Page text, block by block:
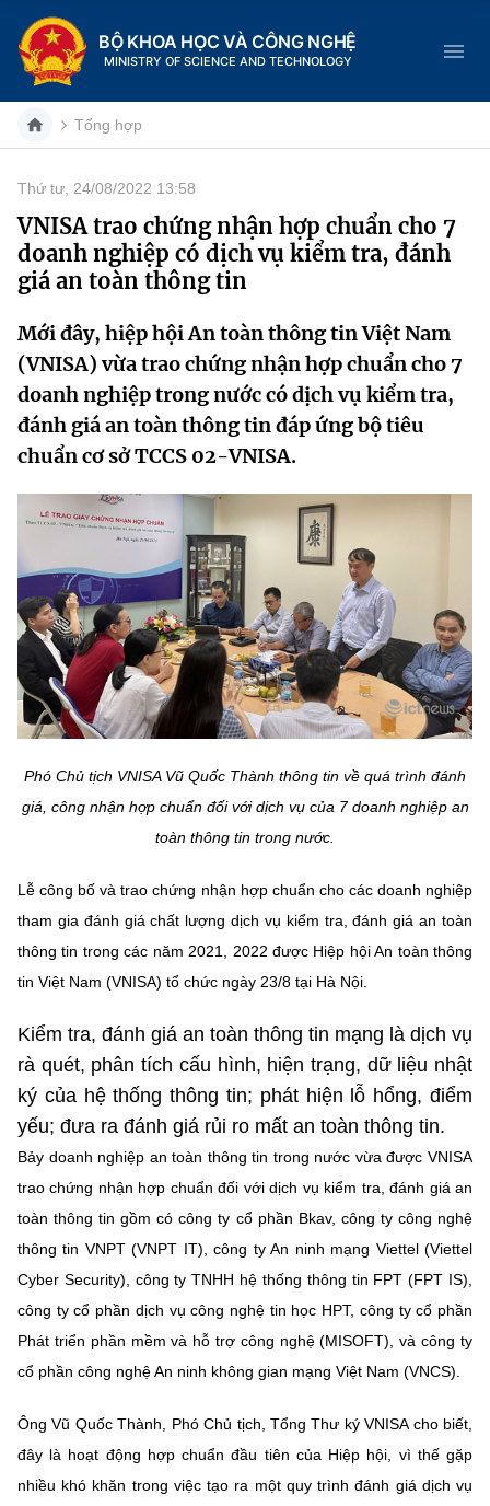
BỘ KHOA HỌC VÀ CÔNG NGHỆ
MINISTRY OF SCIENCE AND TECHNOLOGY
Danh mục
Trang chủ
Chức năng nhiệm vụ
Cơ cấu tổ chức
Lịch sử phát triển
Sở Khoa học và Công nghệ
Tin tức sự kiện
Khoa học và Công nghệ
Đổi mới sáng tạo
Chuyển đổi số
Bưu chính, Viễn thông
Sở hữu trí tuệ
Tiêu chuẩn, đo lường, chất lượng
Năng lượng nguyên tử
Tin địa phương
Dịch vụ công
Hệ thống văn bản
Văn bản QPPL
Văn bản chỉ đạo điều hành
Lấy ý kiến người dân về dự thảo VBQPPL
MST IOFFICE
THỐNG KÊ
Khoa học và Công nghệ
Đổi mới sáng tạo
Chuyển đổi số
Bưu chính, Viễn thông
Tiêu chuẩn, đo lường, chất lượng
Multimedia
THƯ ĐIỆN TỬ
Khác
Infographic
Voice
Nhiệm vụ trọng tâm
Chọn ngôn ngữ
Vietnamese English
BỘ KHOA HỌC VÀ CÔNG NGHỆ
MINISTRY OF SCIENCE AND TECHNOLOGY
Điều khoản sử dụng Theo dõi MST: Góp ý
Cơ quan chủ quản: Bộ Khoa học và Công nghệ (MST)
Chịu trách nhiệm nội dung: Nguyễn Thị Hải Hằng
Giám đốc Trung tâm Truyền thông Khoa học và Công nghệ.
Địa chỉ: Ban Biên tập Cổng TTĐT - 18 Nguyễn Du, TP. Hà Nội
Email:stc@mst.gov.vn
©2026 Bản quyền thuộc Bộ Khoa Học và Công Nghệ
(Ghi rõ nguồn "https://mst.gov.vn" khi phát hành lại thông tin từ
Tổng hợp
Thứ tư, 24/08/2022 13:58
VNISA trao chứng nhận hợp chuẩn cho 7
doanh nghiệp có dịch vụ kiểm tra, đánh
giá an toàn thông tin
Mới đây, hiệp hội An toàn thông tin Việt Nam
(VNISA) vừa trao chứng nhận hợp chuẩn cho 7
doanh nghiệp trong nước có dịch vụ kiểm tra,
đánh giá an toàn thông tin đáp ứng bộ tiêu
chuẩn cơ sở TCCS 02-VNISA.
Phó Chủ tịch VNISA Vũ Quốc Thành thông tin về quá trình đánh
giá, công nhận hợp chuẩn đối với dịch vụ của 7 doanh nghiệp an
toàn thông tin trong nước.
Lễ công bố và trao chứng nhận hợp chuẩn cho các doanh nghiệp
tham gia đánh giá chất lượng dịch vụ kiểm tra, đánh giá an toàn
thông tin trong các năm 2021, 2022 được Hiệp hội An toàn thông
tin Việt Nam (VNISA) tổ chức ngày 23/8 tại Hà Nội.
Kiểm tra, đánh giá an toàn thông tin mạng là dịch vụ
rà quét, phân tích cấu hình, hiện trạng, dữ liệu nhật
ký của hệ thống thông tin; phát hiện lỗ hổng, điểm
yếu; đưa ra đánh giá rủi ro mất an toàn thông tin.
Bảy doanh nghiệp an toàn thông tin trong nước vừa được VNISA
trao chứng nhận hợp chuẩn đối với dịch vụ kiểm tra, đánh giá an
toàn thông tin gồm có công ty cổ phần Bkav, công ty công nghệ
thông tin VNPT (VNPT IT), công ty An ninh mạng Viettel (Viettel
Cyber Security), công ty TNHH hệ thống thông tin FPT (FPT IS),
công ty cổ phần dịch vụ công nghệ tin học HPT, công ty cổ phần
Phát triển phần mềm và hỗ trợ công nghệ (MISOFT), và công ty
cổ phần công nghệ An ninh không gian mạng Việt Nam (VNCS).
Ông Vũ Quốc Thành, Phó Chủ tịch, Tổng Thư ký VNISA cho biết,
đây là hoạt động hợp chuẩn đầu tiên của Hiệp hội, vì thế gặp
nhiều khó khăn trong việc tạo ra một quy trình đánh giá dịch vụ